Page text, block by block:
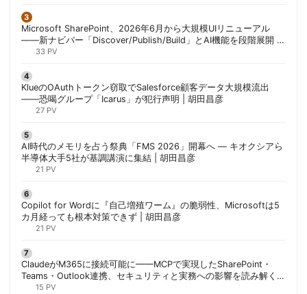
Microsoft SharePoint、2026年6月から大規模UIリニューアル
——新ナビバー「Discover/Publish/Build」とAI機能を段階展開 |
胡田昌彦
33 PV
KlueのOAuthトークン窃取でSalesforce顧客データ大規模流出
——恐喝グループ「Icarus」が犯行声明 | 胡田昌彦
27 PV
AI時代のメモリを占う祭典「FMS 2026」開幕へ ― キオクシアら
半導体大手5社が基調講演に集結 | 胡田昌彦
21 PV
Copilot for Wordに『自己増殖ワーム』の脆弱性、Microsoftは5
カ月経っても根本対策できず | 胡田昌彦
21 PV
ClaudeがM365に接続可能に——MCPで実現したSharePoint・
Teams・Outlook連携、セキュリティと実務への影響を読み解く |
胡田昌彦
15 PV